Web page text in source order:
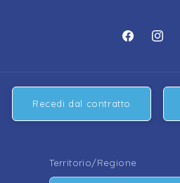
https://
Recedi dal contratto
Territorio/Regione